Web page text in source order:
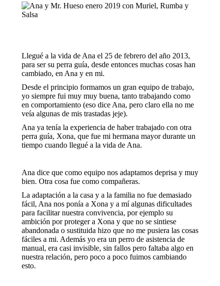
Llegué a la vida de Ana el 25 de febrero del año 2013,
para ser su perra guía, desde entonces muchas cosas han
cambiado, en Ana y en mi.
Desde el principio formamos un gran equipo de trabajo,
yo siempre fui muy muy buena, tanto trabajando como
en comportamiento (eso dice Ana, pero claro ella no me
veía algunas de mis trastadas jeje).
Ana ya tenía la experiencia de haber trabajado con otra
perra guía, Xona, que fue mi hermana mayor durante un
tiempo cuando llegué a la vida de Ana.
Ana dice que como equipo nos adaptamos deprisa y muy
bien. Otra cosa fue como compañeras.
La adaptación a la casa y a la familia no fue demasiado
fácil, Ana nos ponía a Xona y a mí algunas dificultades
para facilitar nuestra convivencia, por ejemplo su
ambición por proteger a Xona y que no se sintiese
abandonada o sustituida hizo que no me pusiera las cosas
fáciles a mi. Además yo era un perro de asistencia de
manual, era casi invisible, sin fallos pero faltaba algo en
nuestra relación, pero poco a poco fuimos cambiando
esto.